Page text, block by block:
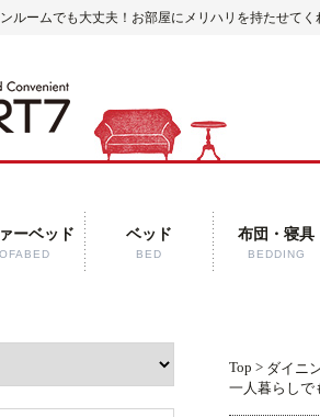
ルームでも大丈夫！お部屋にメリハリを持たせて
ーベッド ベッド
BED
布団・寝具
BEDDING
Top > ダイニ
一人暮らしで